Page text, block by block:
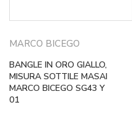
MARCO BICEGO
BANGLE IN ORO GIALLO,
MISURA SOTTILE MASAI
MARCO BICEGO SG43 Y
01